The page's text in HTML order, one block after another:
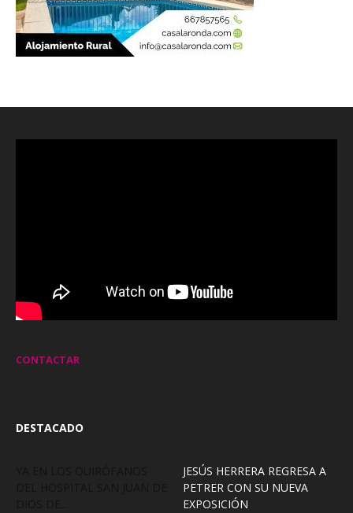
CONTACTAR
DESTACADO
JESÚS HERRERA REGRESA A
PETRER CON SU NUEVA
EXPOSICIÓN